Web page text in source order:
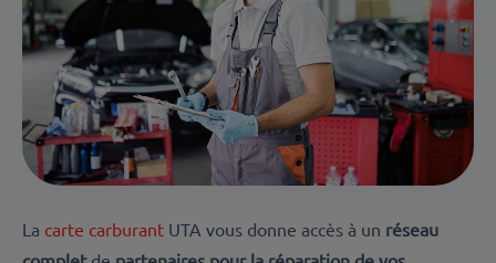
La carte carburant UTA vous donne accès à un réseau